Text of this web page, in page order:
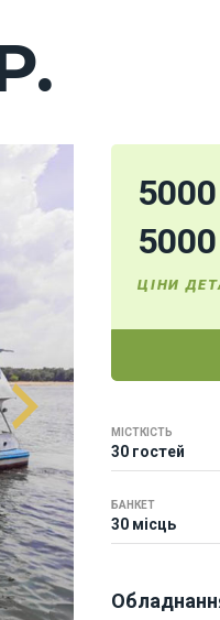
5000
5000
ЦІНИ
МІСТКІСТЬ
30 гостей
БАНКЕТ
30 місць